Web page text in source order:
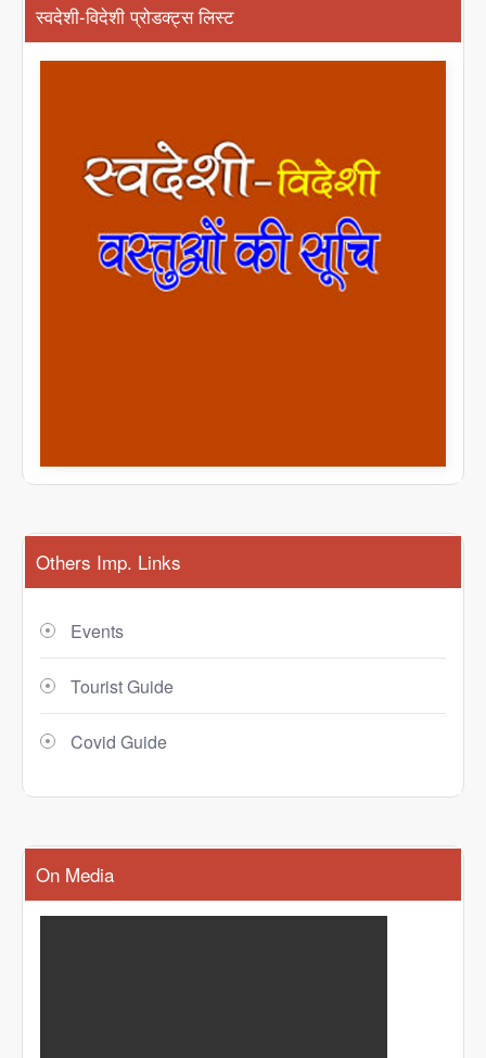
स्वदेशी-विदेशी प्रोडक्ट्स लिस्ट
Others Imp. Links
Events
Tourist Guide
Covid Guide
On Media